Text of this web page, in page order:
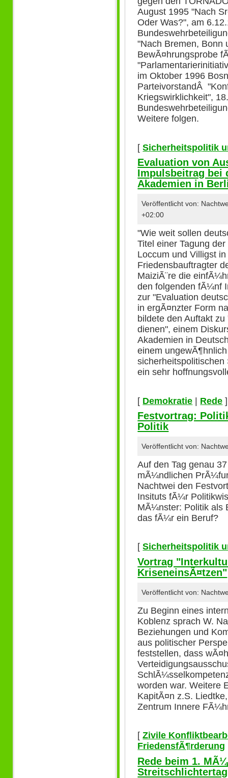
August 1995 "Nach
Oder Was?", am
"Nach Bremen, Bonn
BewÃ¤hrungsprobe
im Oktober 1996
ParteivorstandÂ
Kriegswirklichkeit",
Weitere folgen.
[Sicherheitspolitik
Evaluation von
Impulsbeitrag bei
Akademien in
Veröffentlicht von:
+02:00
"Wie weit sollen
Titel einer Tagung
Loccum und Villigst
Friedensbauftragter
MaiziÃ¨re die
den folgenden fÃ¼nf
zur "Evaluation
in ergÃ¤nzter Form
bildete den Auftakt
dienen", einem
Akademien in
einem
ein sehr
[ Demokratie | Rede ]
Festvortrag:
Politik
Veröffentlicht von:
Auf den Tag genau
mÃ¼ndlichen
Nachtwei den
Insituts fÃ¼r
MÃ¼nster: Politik als
das fÃ¼r ein Beruf?
[Sicherheitspolitik
Vortrag
KriseneinsÃ¤tzen"
Veröffentlicht von:
Zu Beginn eines
Koblenz sprach W.
Beziehungen und
aus politischer
feststellen, dass
worden war. Weitere
KapitÃ¤n z.S.
Zentrum Innere
[Zivile
FriedensfÃ¶rderung
Rede beim 1.
Streitschlichtertag